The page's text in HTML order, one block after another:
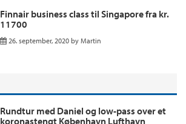
Finnair business class til Singapore fra kr.
11700
26. september, 2020 by Martin
Rundtur med Daniel og low-pass over et
koronastengt København Lufthavn